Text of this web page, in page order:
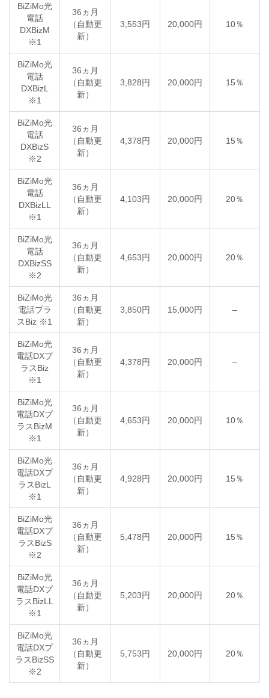
BiZiMo光
電話
DXBizM
※1
36ヵ月
（自動更
新）
3,553円 20,000円 10％
BiZiMo光
電話
DXBizL
※1
36ヵ月
（自動更
新）
3,828円 20,000円 15％
BiZiMo光
電話
DXBizS
※2
36ヵ月
（自動更
新）
4,378円 20,000円 15％
BiZiMo光
電話
DXBizLL
※1
36ヵ月
（自動更
新）
4,103円 20,000円 20％
BiZiMo光
電話
DXBizSS
※2
36ヵ月
（自動更
新）
4,653円 20,000円 20％
BiZiMo光
電話プラ
スBiz ※1
36ヵ月
（自動更
新）
3,850円 15,000円 –
BiZiMo光
電話DXプ
ラスBiz
※1
36ヵ月
（自動更
新）
4,378円 20,000円 –
BiZiMo光
電話DXプ
ラスBizM
※1
36ヵ月
（自動更
新）
4,653円 20,000円 10％
BiZiMo光
電話DXプ
ラスBizL
※1
36ヵ月
（自動更
新）
4,928円 20,000円 15％
BiZiMo光
電話DXプ
ラスBizS
※2
36ヵ月
（自動更
新）
5,478円 20,000円 15％
BiZiMo光
電話DXプ
ラスBizLL
※1
36ヵ月
（自動更
新）
5,203円 20,000円 20％
BiZiMo光
電話DXプ
ラスBizSS
※2
36ヵ月
（自動更
新）
5,753円 20,000円 20％